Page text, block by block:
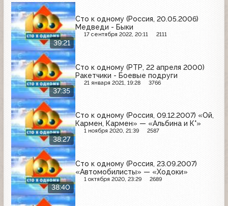
39:21
Сто к одному (Россия, 20.05.2006)
Медведи - Быки
17 сентября 2022, 20:11 2111
37:35
Сто к одному (РТР, 22 апреля 2000)
Ракетчики - Боевые подруги
21 января 2021, 19:28 3766
38:27
Сто к одному (Россия, 09.12.2007) «Ой,
Кармен, Кармен» — «Альбина и К°»
1 ноября 2020, 21:39 2587
38:40
Сто к одному (Россия, 23.09.2007)
«Автомобилисты» — «Ходоки»
1 октября 2020, 23:29 2689